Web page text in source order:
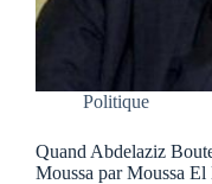
Politique
Quand Abdelaziz
Moussa par Moussa El